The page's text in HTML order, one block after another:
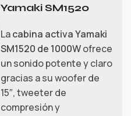
Yamaki SM1520
Lacabina activa Yamaki
SM1520 de 1000Wofrece
un sonido potente y claro
gracias a su woofer de
15″, tweeter de
compresión y